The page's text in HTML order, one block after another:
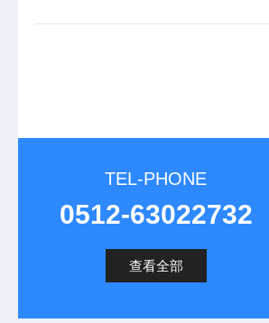
TEL-PHONE
0512-63022732
查看全部